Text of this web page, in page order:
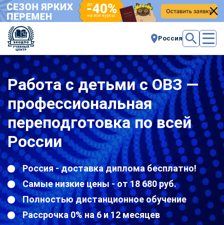
Россия
Работа с детьми с ОВЗ —
профессиональная
переподготовка по всей
России
Россия - доставка диплома бесплатно!
Самые низкие цены - от 18 680 руб.
Полностью дистанционное обучение
Рассрочка 0% на 6 и 12 месяцев